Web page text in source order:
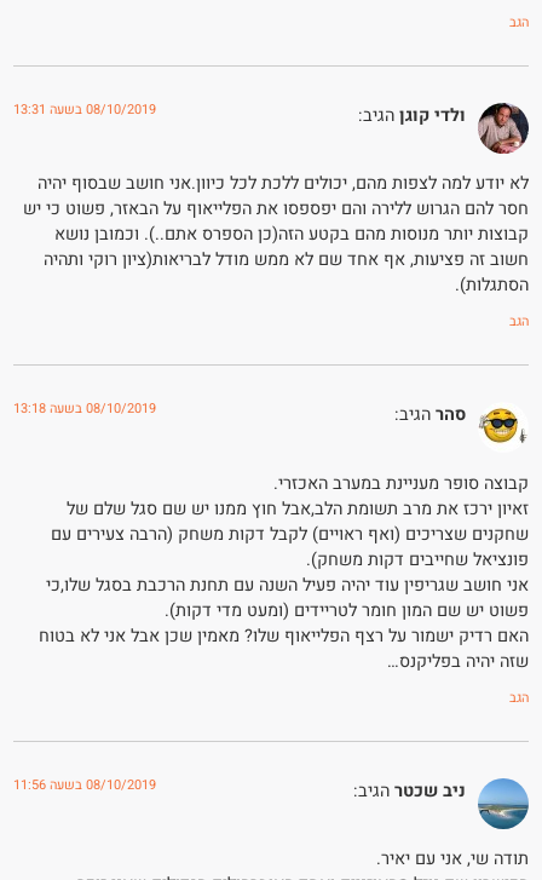
הגב
ולדי קוגןהגיב: 08/10/2019 בשעה 13:31
לא יודע למה לצפות מהם, יכולים ללכת לכל כיוון.אני חושב שבסוף יהיה
חסר להם הגרוש ללירה והם יפספסו את הפלייאוף על הבאזר, פשוט כי יש
קבוצות יותר מנוסות מהם בקטע הזה(כן הספרס אתם..). וכמובן נושא
חשוב זה פציעות, אף אחד שם לא ממש מודל לבריאות(ציון רוקי ותהיה
הסתגלות).
הגב
סהרהגיב: 08/10/2019 בשעה 13:18
קבוצה סופר מעניינת במערב האכזרי.
זאיון ירכז את מרב תשומת הלב,אבל חוץ ממנו יש שם סגל שלם של
שחקנים שצריכים (ואף ראויים) לקבל דקות משחק (הרבה צעירים עם
פונציאל שחייבים דקות משחק).
אני חושב שגריפין עוד יהיה פעיל השנה עם תחנת הרכבת בסגל שלו,כי
פשוט יש שם המון חומר לטריידים (ומעט מדי דקות).
האם רדיק ישמור על רצף הפלייאוף שלו? מאמין שכן אבל אני לא בטוח
שזה יהיה בפליקנס…
הגב
ניב שכטרהגיב: 08/10/2019 בשעה 11:56
תודה שי, אני עם יאיר.